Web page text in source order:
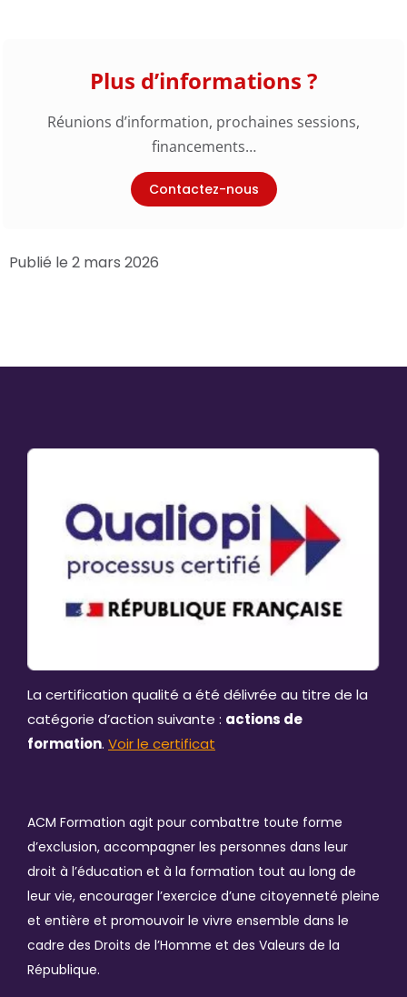
Plus d’informations ?
Réunions d’information, prochaines sessions,
financements…
Contactez-nous
Publié le 2 mars 2026
La certification qualité a été délivrée au titre de la
catégorie d’action suivante : actions de
formation. Voir le certificat
ACM Formation agit pour combattre toute forme
d’exclusion, accompagner les personnes dans leur
droit à l’éducation et à la formation tout au long de
leur vie, encourager l’exercice d’une citoyenneté pleine
et entière et promouvoir le vivre ensemble dans le
cadre des Droits de l’Homme et des Valeurs de la
République.